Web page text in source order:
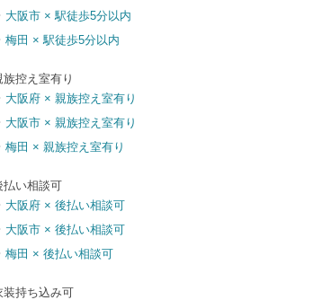
大阪市 × 駅徒歩5分以内
梅田 × 駅徒歩5分以内
族控え室有り
大阪府 × 親族控え室有り
大阪市 × 親族控え室有り
梅田 × 親族控え室有り
払い相談可
大阪府 × 後払い相談可
大阪市 × 後払い相談可
梅田 × 後払い相談可
装持ち込み可